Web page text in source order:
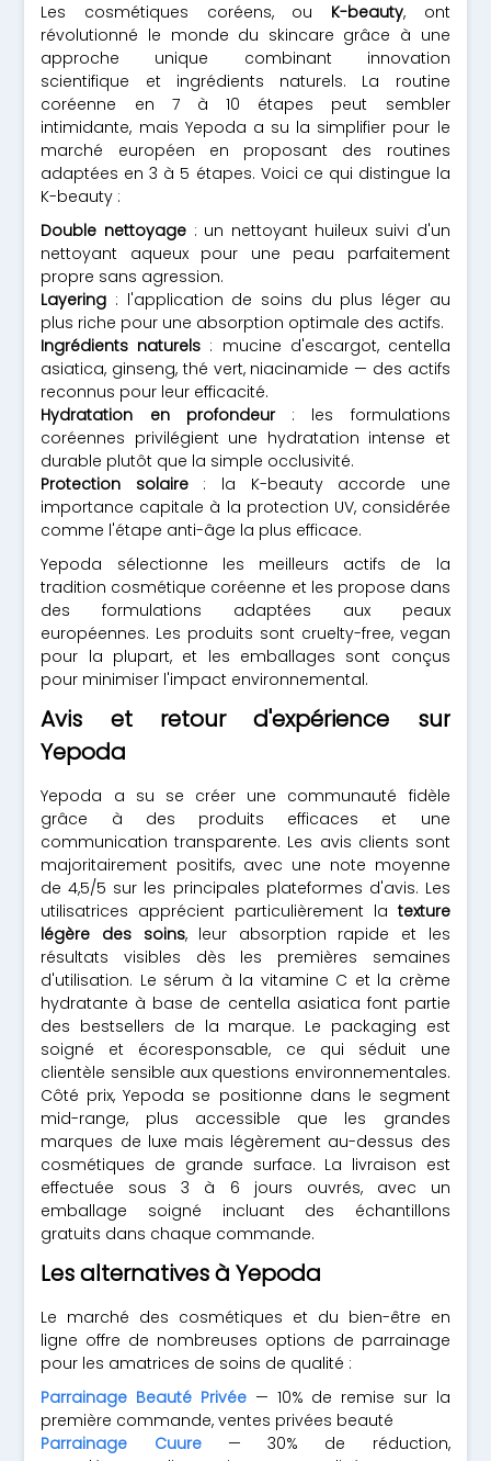
Les cosmétiques coréens, ou K-beauty, ont
révolutionné le monde du skincare grâce à une
approche unique combinant innovation
scientifique et ingrédients naturels. La routine
coréenne en 7 à 10 étapes peut sembler
intimidante, mais Yepoda a su la simplifier pour le
marché européen en proposant des routines
adaptées en 3 à 5 étapes. Voici ce qui distingue la
K-beauty :
Double nettoyage : un nettoyant huileux suivi d'un
nettoyant aqueux pour une peau parfaitement
propre sans agression.
Layering : l'application de soins du plus léger au
plus riche pour une absorption optimale des actifs.
Ingrédients naturels : mucine d'escargot, centella
asiatica, ginseng, thé vert, niacinamide — des actifs
reconnus pour leur efficacité.
Hydratation en profondeur: les formulations
coréennes privilégient une hydratation intense et
durable plutôt que la simple occlusivité.
Protection solaire: la K-beauty accorde une
importance capitale à la protection UV, considérée
comme l'étape anti-âge la plus efficace.
Yepoda sélectionne les meilleurs actifs de la
tradition cosmétique coréenne et les propose dans
des formulations adaptées aux peaux
européennes. Les produits sont cruelty-free, vegan
pour la plupart, et les emballages sont conçus
pour minimiser l'impact environnemental.
Avis et retour d'expérience sur
Yepoda
Yepoda a su se créer une communauté fidèle
grâce à des produits efficaces et une
communication transparente. Les avis clients sont
majoritairement positifs, avec une note moyenne
de 4,5/5 sur les principales plateformes d'avis. Les
utilisatrices apprécient particulièrement la texture
légère des soins, leur absorption rapide et les
résultats visibles dès les premières semaines
d'utilisation. Le sérum à la vitamine C et la crème
hydratante à base de centella asiatica font partie
des bestsellers de la marque. Le packaging est
soigné et écoresponsable, ce qui séduit une
clientèle sensible aux questions environnementales.
Côté prix, Yepoda se positionne dans le segment
mid-range, plus accessible que les grandes
marques de luxe mais légèrement au-dessus des
cosmétiques de grande surface. La livraison est
effectuée sous 3 à 6 jours ouvrés, avec un
emballage soigné incluant des échantillons
gratuits dans chaque commande.
Les alternatives à Yepoda
Le marché des cosmétiques et du bien-être en
ligne offre de nombreuses options de parrainage
pour les amatrices de soins de qualité :
Parrainage Beauté Privée— 10% de remise sur la
première commande, ventes privées beauté
Parrainage Cuure— 30% de réduction,